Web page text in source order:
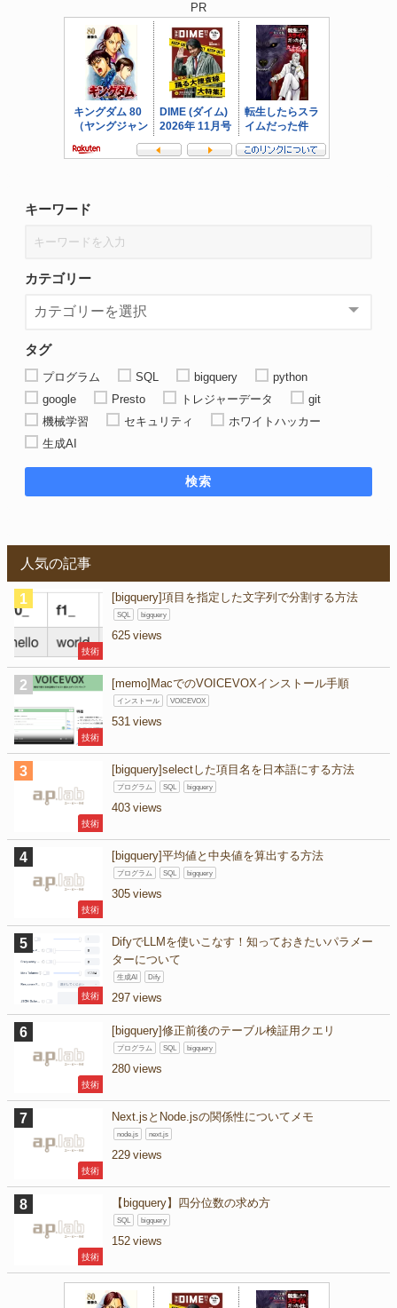
PR
キーワード
カテゴリー
タグ
プログラム SQL bigquery
python
google
Presto トレジャーデータ
git
機械学習
セキュリティ
ホワイトハッカー
生成AI
検索
人気の記事
技術
[bigquery]項目を指定した文字列で分割する方法
SQL bigquery
625
技術
[memo]MacでのVOICEVOXインストール手順
インストール VOICEVOX
531
技術
[bigquery]selectした項目名を日本語にする方法
プログラム SQL bigquery
403
技術
[bigquery]平均値と中央値を算出する方法
プログラム SQL bigquery
305
技術
DifyでLLMを使いこなす！知っておきたいパラメー
ターについて
生成AI Dify
297
技術
[bigquery]修正前後のテーブル検証用クエリ
プログラム SQL bigquery
280
技術
Next.jsとNode.jsの関係性についてメモ
node.js next.js
229
技術
【bigquery】四分位数の求め方
SQL bigquery
152